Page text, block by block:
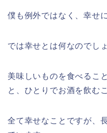
僕も例外ではなく、幸せ
では幸せとは何なのでし
美味しいものを食べるこ
と、ひとりでお酒を飲む
全て幸せなことですが、